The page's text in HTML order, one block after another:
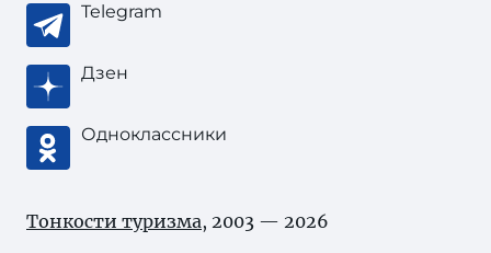
Telegram
Дзен
Одноклассники
Тонкости туризма, 2003 — 2026